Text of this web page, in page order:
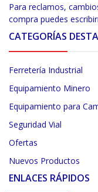
Para reclamos,
compra puedes
CATEGORÍAS
Ferretería Industrial
Equipamiento Minero
Equipamiento para
Seguridad Vial
Ofertas
Nuevos Productos
ENLACES RÁPIDOS